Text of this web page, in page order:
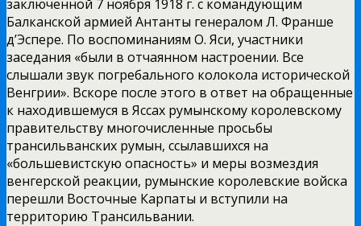
заключенной 7 ноября 1918 г. с командующим
Балканской армией Антанты генералом Л. Франше
д’Эспере. По воспоминаниям О. Яси, участники
заседания «были в отчаянном настроении. Все
слышали звук погребального колокола исторической
Венгрии». Вскоре после этого в ответ на обращенные
к находившемуся в Яссах румынскому королевскому
правительству многочисленные просьбы
трансильванских румын, ссылавшихся на
«большевистскую опасность» и меры возмездия
венгерской реакции, румынские королевские войска
перешли Восточные Карпаты и вступили на
территорию Трансильвании.